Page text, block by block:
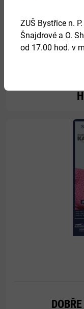
ZUŠ Bystřice n.
Šnajdrové a O.
od 17.00 hod. v